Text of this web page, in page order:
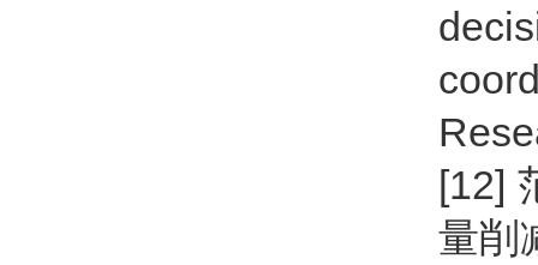
[12]
量削